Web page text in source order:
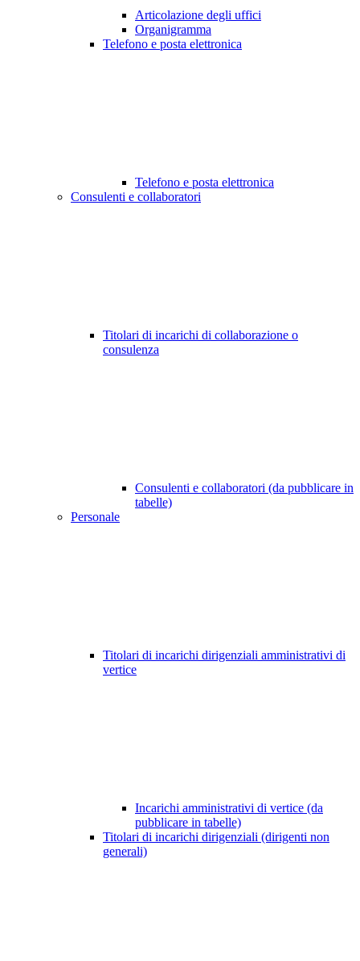
Articolazione degli uffici
Organigramma
Telefono e posta elettronica
Telefono e posta elettronica
Consulenti e collaboratori
Titolari di incarichi di collaborazione o
consulenza
Consulenti e collaboratori (da pubblicare in
tabelle)
Personale
Titolari di incarichi dirigenziali amministrativi di
vertice
Incarichi amministrativi di vertice (da
pubblicare in tabelle)
Titolari di incarichi dirigenziali (dirigenti non
generali)